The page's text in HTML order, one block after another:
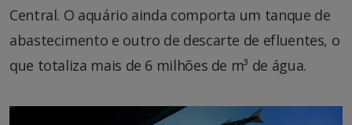
Central. O aquário ainda comporta um tanque de
abastecimento e outro de descarte de efluentes, o
que totaliza mais de 6 milhões de m³ de água.